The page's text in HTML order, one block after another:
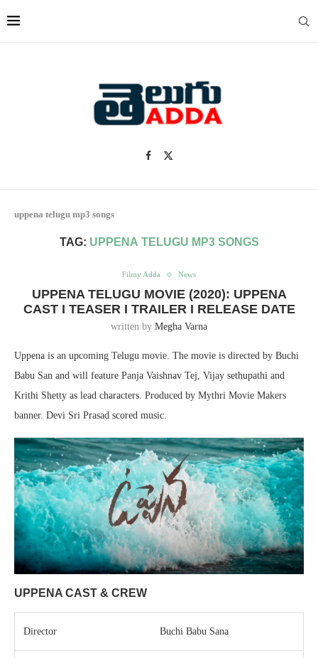
uppena telugu mp3 songs
TAG: UPPENA TELUGU MP3 SONGS
Filmy Adda News
UPPENA TELUGU MOVIE (2020): UPPENA
CAST I TEASER I TRAILER I RELEASE DATE
written by Megha Varna
Uppena is an upcoming Telugu movie. The movie is directed by Buchi
Babu San and will feature Panja Vaishnav Tej, Vijay sethupathi and
Krithi Shetty as lead characters. Produced by Mythri Movie Makers
banner. Devi Sri Prasad scored music.
UPPENA CAST & CREW
Director Buchi Babu Sana